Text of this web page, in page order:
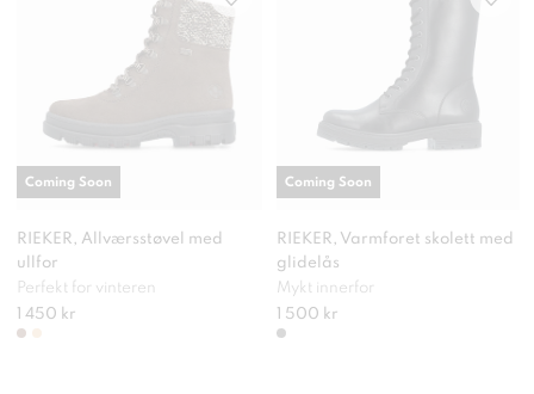
RIEKER, Allværsstøvel med
ullfor
Perfekt for vinteren
1 450 kr
Coming Soon
RIEKER, Varmforet skolett med
glidelås
Mykt innerfor
1 500 kr
Coming Soon